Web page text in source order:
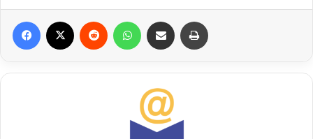
Facebook Reddit WhatsAppCompartilhar via e-mail